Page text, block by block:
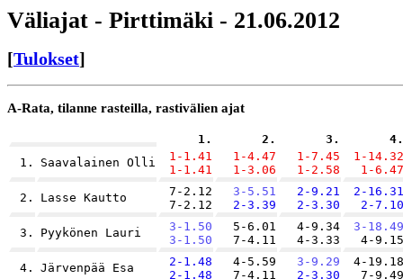
Väliajat - Pirttimäki - 21.06.2012
[Tulokset]
A-Rata, tilanne rasteilla, rastivälien ajat
1. 2. 3.
4.
1.
Saavalainen Olli
1-1.41
1-1.41
1-4.47
1-3.06
1-7.45
1-2.58
1-14.32
1-6.47
2. Lasse Kautto
7-2.12
7-2.12
3-5.51
2-3.39
2-9.21
2-3.30
2-16.31
2-7.10
3. Pyykönen Lauri
3-1.50
3-1.50
5-6.01
7-4.11
4-9.34
4-3.33
3-18.49
4-9.15
4. Järvenpää Esa
2-1.48
2-1.48
4-5.59
7-4.11
3-9.29
2-3.30
4-19.18
7-9.49